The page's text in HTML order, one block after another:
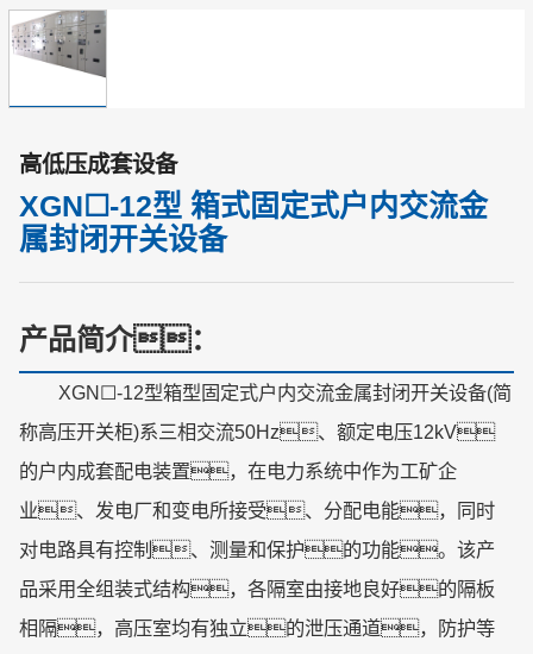
高低压成套设备
XGN☐-12型 箱式固定式户内交流金
属封闭开关设备
产品简介：
XGN☐-12型箱型固定式户内交流金属封闭开关设备(简
称高压开关柜)系三相交流50Hz、额定电压12kV
的户内成套配电装置，在电力系统中作为工矿企
业、发电厂和变电所接受、分配电能，同时
对电路具有控制、测量和保护的功能。该产
品采用全组装式结构，各隔室由接地良好的隔板
相隔，高压室均有独立的泄压通道，防护等